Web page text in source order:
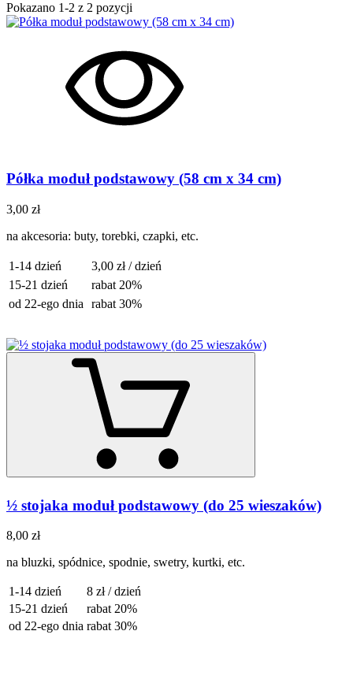
Pokazano 1-2 z 2 pozycji
Półka moduł podstawowy (58 cm x 34 cm)
3,00 zł
na akcesoria: buty, torebki, czapki, etc.
1-14 dzień
3,00 zł / dzień
15-21 dzień
rabat 20%
od 22-ego dnia
rabat 30%
½ stojaka moduł podstawowy (do 25 wieszaków)
8,00 zł
na bluzki, spódnice, spodnie, swetry, kurtki, etc.
1-14 dzień
8 zł / dzień
15-21 dzień
rabat 20%
od 22-ego dnia rabat 30%